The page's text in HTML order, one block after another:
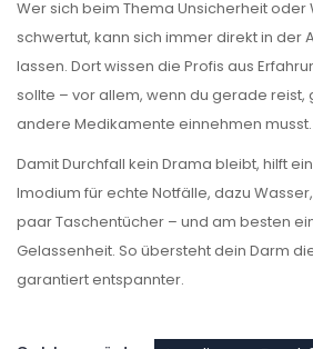
Wer sich beim Thema Unsicherheit
schwertut, kann sich immer direkt in der
lassen. Dort wissen die Profis aus
sollte – vor allem, wenn du gerade reist,
andere Medikamente einnehmen musst.
Damit Durchfall kein Drama bleibt, hilft
Imodium für echte Notfälle, dazu
paar Taschentücher – und am besten
Gelassenheit. So übersteht dein Darm
garantiert entspannter.